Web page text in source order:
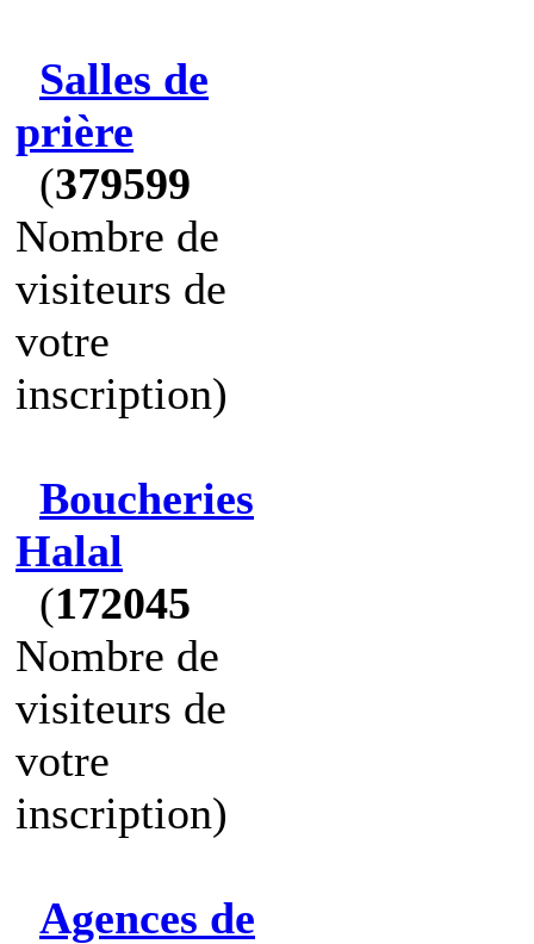
Salles de
prière
(379599
Nombre de
visiteurs de
votre
inscription)
Boucheries
Halal
(172045
Nombre de
visiteurs de
votre
inscription)
Agences de